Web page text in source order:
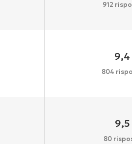
912
9,4
804
9,5
80